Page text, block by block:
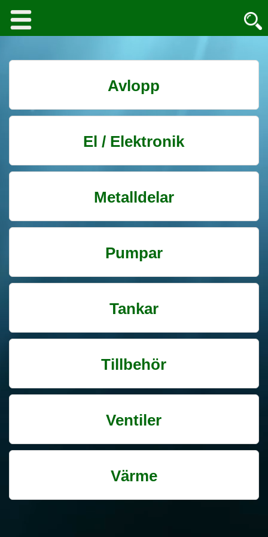
Avlopp
El / Elektronik
Metalldelar
Pumpar
Tankar
Tillbehör
Ventiler
Värme